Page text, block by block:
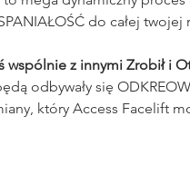
do całej twojej
z innymi Zrobił i
odbywały się
który Access Facelift